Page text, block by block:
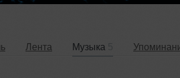
Лента Музыка